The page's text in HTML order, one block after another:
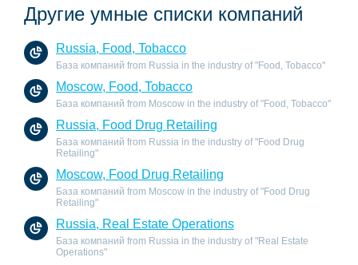
Другие умные списки компаний
Russia, Food, Tobacco
База компаний from Russia in the industry of "Food, Tobacco"
Moscow, Food, Tobacco
База компаний from Moscow in the industry of "Food, Tobacco"
Russia, Food Drug Retailing
База компаний from Russia in the industry of "Food Drug
Retailing"
Moscow, Food Drug Retailing
База компаний from Moscow in the industry of "Food Drug
Retailing"
Russia, Real Estate Operations
База компаний from Russia in the industry of "Real Estate
Operations"